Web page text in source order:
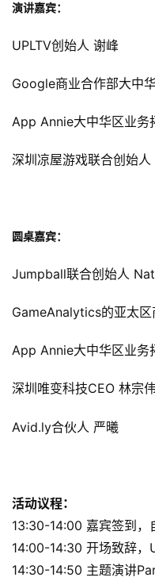
首
页
游
原
戏
界
手
游
单
休
闲
演讲嘉宾：
UPLTV创始人 谢峰
Google商业合作部大中
App Annie大中华区业务
深圳凉屋游戏联合创始人
圆桌嘉宾：
Jumpball联合创始人
GameAnalytics的亚太
App Annie大中华区业务
深圳唯变科技CEO 林宗伟
Avid.ly合伙人 严曦
活动议程：
13:30-14:00 嘉宾签到，
14:00-14:30 开场致辞
14:30-14:50 主题演讲